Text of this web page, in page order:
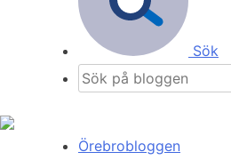
Sök
Örebrobloggen